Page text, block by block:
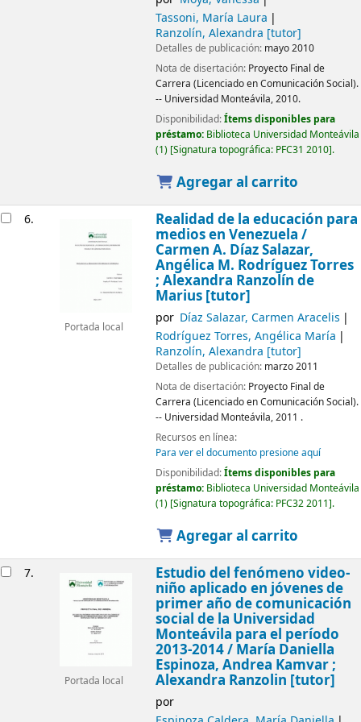
Tassoni, María Laura
Ranzolín, Alexandra [tutor]
Detalles de publicación: mayo 2010
Nota de disertación: Proyecto Final de
Carrera (Licenciado en Comunicación Social).
-- Universidad Monteávila, 2010.
Disponibilidad:Ítems disponibles para
préstamo: Biblioteca Universidad Monteávila
(1) Signatura topográfica: PFC31 2010 .
Agregar al carrito
6.
Portada local
Realidad de la educación para
medios en Venezuela /
Carmen A. Díaz Salazar,
Angélica M. Rodríguez Torres
; Alexandra Ranzolín de
Marius [tutor]
por Díaz Salazar, Carmen Aracelis
Rodríguez Torres, Angélica María
Ranzolín, Alexandra [tutor]
Detalles de publicación: marzo 2011
Nota de disertación: Proyecto Final de
Carrera (Licenciado en Comunicación Social).
-- Universidad Monteávila, 2011 .
Recursos en línea:
Para ver el documento presione aquí
Disponibilidad:Ítems disponibles para
préstamo: Biblioteca Universidad Monteávila
(1) Signatura topográfica: PFC32 2011 .
Agregar al carrito
7.
Portada local
Estudio del fenómeno video-
niño aplicado en jóvenes de
primer año de comunicación
social de la Universidad
Monteávila para el período
2013-2014 / María Daniella
Espinoza, Andrea Kamvar ;
Alexandra Ranzolin [tutor]
por